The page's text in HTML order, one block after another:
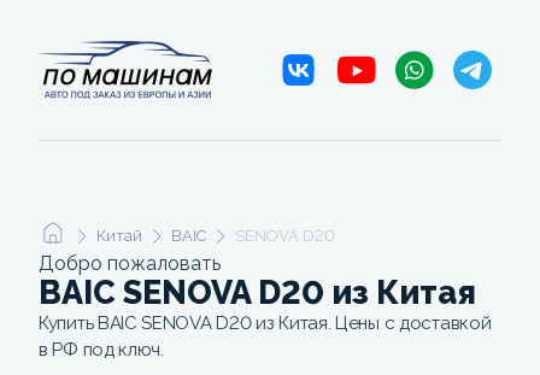
Китай BAIC SENOVA D20
Добро пожаловать
BAIC SENOVA D20 из Китая
Купить BAIC SENOVA D20 из Китая. Цены с доставкой
в РФ под ключ.